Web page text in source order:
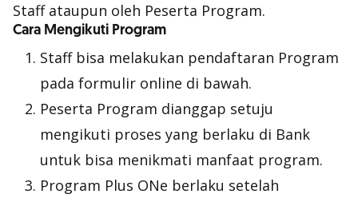
Staff ataupun oleh Peserta Program.
Cara Mengikuti Program
Staff bisa melakukan pendaftaran Program
pada formulir online di bawah.
Peserta Program dianggap setuju
mengikuti proses yang berlaku di Bank
untuk bisa menikmati manfaat program.
Program Plus ONe berlaku setelah